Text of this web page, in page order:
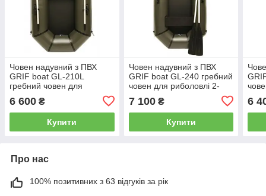
Човен надувний з ПВХ
GRIF boat GL-210L
гребний човен для
6 600 ₴
Купити
Човен надувний з ПВХ
GRIF boat GL-240 гребний
човен для риболовлі 2-
7 100₴
Купити
6
Про нас
100% позитивних з 63 відгуків за рік